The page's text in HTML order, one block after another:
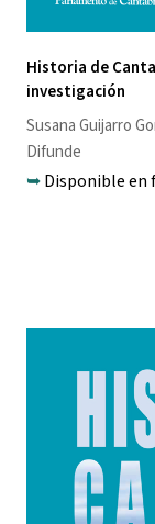
Historia de
investigación
Susana Guijarro
Difunde
➥Disponible